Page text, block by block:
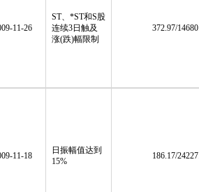
11-26
ST、*ST和S股
连续3日触及
涨(跌)幅限制
372.97/
11-18
日振幅值达到
15%
186.17/